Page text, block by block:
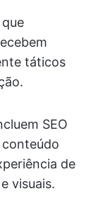
táticos
SEO
de
visuais.